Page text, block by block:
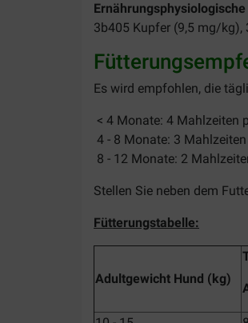
3b405 Kupfer (9,5 mg/
Es wird empfohlen, die
< 4 Monate: 4 Mahlzeiten
4 - 8 Monate: 3
8 - 12 Monate: 2
Stellen Sie neben dem
Fütterungstabelle:
Adultgewicht Hund (kg)